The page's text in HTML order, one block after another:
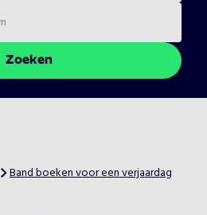
Zoeken
> Band boeken voor een verjaardag